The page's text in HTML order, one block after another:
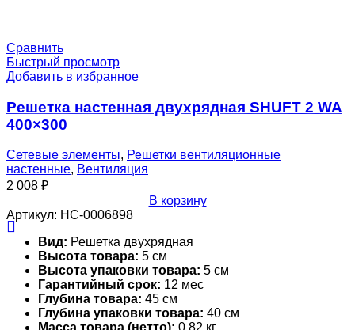
Сравнить
Быстрый просмотр
Добавить в избранное
Решетка настенная двухрядная SHUFT 2 WA
400×300
Сетевые элементы, Решетки вентиляционные
настенные, Вентиляция
2 008 ₽
В корзину
Артикул: НС-0006898
Вид: Решетка двухрядная
Высота товара: 5 см
Высота упаковки товара: 5 см
Гарантийный срок: 12 мес
Глубина товара: 45 см
Глубина упаковки товара: 40 см